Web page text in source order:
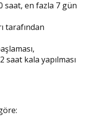
saat, en fazla 7 gün
tarafından
kala yapılması